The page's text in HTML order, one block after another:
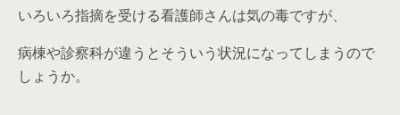
いろいろ指摘を受ける看護師さんは気の毒ですが、
病棟や診察科が違うとそういう状況になってしまうので
しょうか。